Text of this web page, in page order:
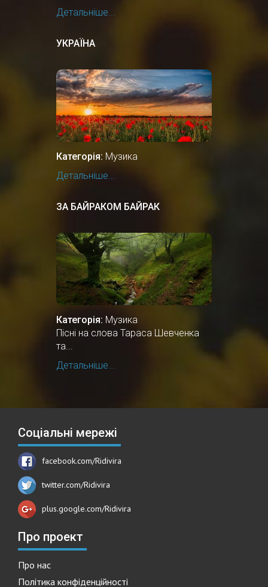
Детальніше...
УКРАЇНА
Категорія: Музика
Детальніше...
ЗА БАЙРАКОМ БАЙРАК
Категорія: Музика
Пісні на слова Тараса Шевченка
та...
Детальніше...
Соціальні мережі
facebook.com/Ridivira
twitter.com/Ridivira
plus.google.com/Ridivira
Про проект
Про нас
Політика конфіденційності